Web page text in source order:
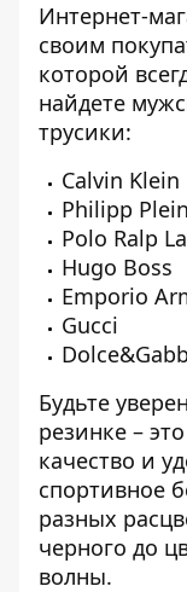
Интернет-
своим
которой
найдете
трусики:
Calvin Klein
Philipp Plein
Polo Ralp
Hugo Boss
Emporio
Gucci
Будьте
резинке –
качество и
спортивное
разных
черного до
волны.